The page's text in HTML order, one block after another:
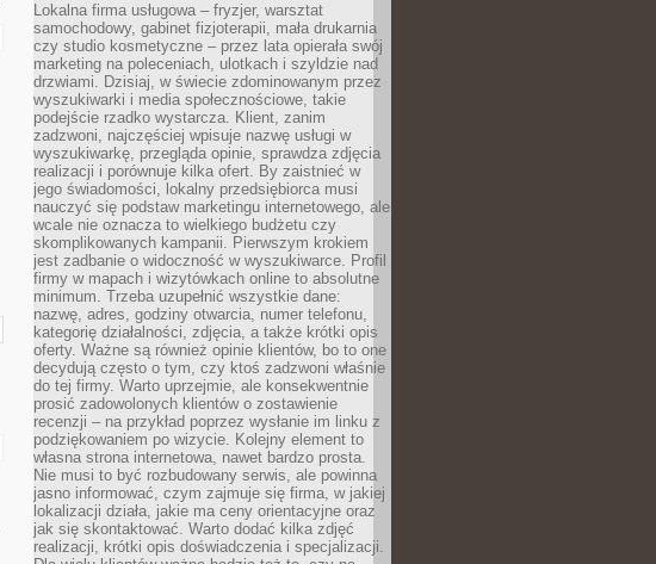
Lokalna firma usługowa – fryzjer, warsztat
samochodowy, gabinet fizjoterapii, mała drukarnia
czy studio kosmetyczne – przez lata opierała swój
marketing na poleceniach, ulotkach i szyldzie nad
drzwiami. Dzisiaj, w świecie zdominowanym przez
wyszukiwarki i media społecznościowe, takie
podejście rzadko wystarcza. Klient, zanim
zadzwoni, najczęściej wpisuje nazwę usługi w
wyszukiwarkę, przegląda opinie, sprawdza zdjęcia
realizacji i porównuje kilka ofert. By zaistnieć w
jego świadomości, lokalny przedsiębiorca musi
nauczyć się podstaw marketingu internetowego, ale
wcale nie oznacza to wielkiego budżetu czy
skomplikowanych kampanii. Pierwszym krokiem
jest zadbanie o widoczność w wyszukiwarce. Profil
firmy w mapach i wizytówkach online to absolutne
minimum. Trzeba uzupełnić wszystkie dane:
nazwę, adres, godziny otwarcia, numer telefonu,
kategorię działalności, zdjęcia, a także krótki opis
oferty. Ważne są również opinie klientów, bo to one
decydują często o tym, czy ktoś zadzwoni właśnie
do tej firmy. Warto uprzejmie, ale konsekwentnie
prosić zadowolonych klientów o zostawienie
recenzji – na przykład poprzez wysłanie im linku z
podziękowaniem po wizycie. Kolejny element to
własna strona internetowa, nawet bardzo prosta.
Nie musi to być rozbudowany serwis, ale powinna
jasno informować, czym zajmuje się firma, w jakiej
lokalizacji działa, jakie ma ceny orientacyjne oraz
jak się skontaktować. Warto dodać kilka zdjęć
realizacji, krótki opis doświadczenia i specjalizacji.